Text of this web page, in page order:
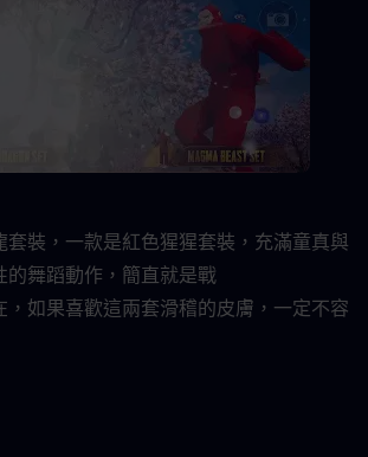
套裝，一款是紅色猩猩套裝，充滿童真與
的舞蹈動作，簡直就是戰
，如果喜歡這兩套滑稽的皮膚，一定不容